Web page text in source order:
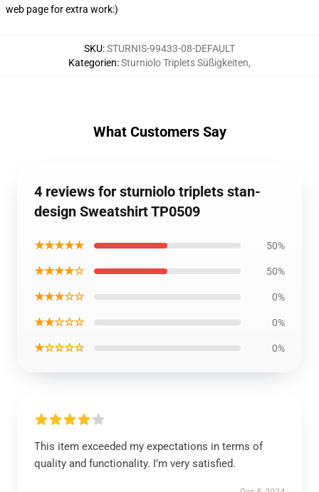
web page for extra work:)
SKU:STURNIS-99433-08-DEFAULT
Kategorien:Sturniolo Triplets Süßigkeiten,
What Customers Say
4 reviews for sturniolo triplets stan-
design Sweatshirt TP0509
★★★★★ 50%
★★★★☆ 50%
★★★☆☆ 0%
★★☆☆☆ 0%
★☆☆☆☆ 0%
This item exceeded my expectations in terms of
quality and functionality. I’m very satisfied.